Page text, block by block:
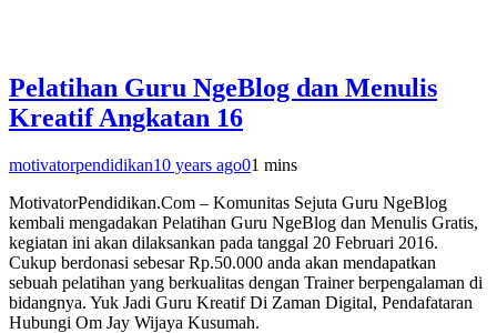
Pelatihan Guru NgeBlog dan Menulis
Kreatif Angkatan 16
motivatorpendidikan10 years ago01 mins
MotivatorPendidikan.Com – Komunitas Sejuta Guru NgeBlog
kembali mengadakan Pelatihan Guru NgeBlog dan Menulis Gratis,
kegiatan ini akan dilaksankan pada tanggal 20 Februari 2016.
Cukup berdonasi sebesar Rp.50.000 anda akan mendapatkan
sebuah pelatihan yang berkualitas dengan Trainer berpengalaman di
bidangnya. Yuk Jadi Guru Kreatif Di Zaman Digital, Pendafataran
Hubungi Om Jay Wijaya Kusumah.